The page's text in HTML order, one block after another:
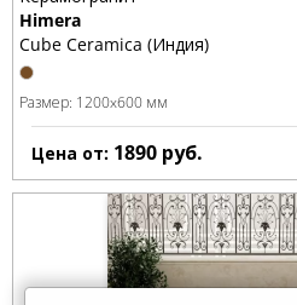
Himera
Cube Ceramica (Индия)
Размер: 1200x600 мм
Цена от: 1890 руб.